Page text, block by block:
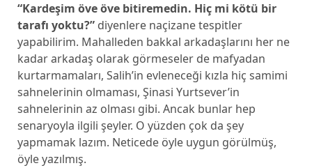
“Kardeşim öve öve bitiremedin. Hiç mi kötü bir
tarafı yoktu?”diyenlere naçizane tespitler
yapabilirim. Mahalleden bakkal arkadaşlarını her ne
kadar arkadaş olarak görmeseler de mafyadan
kurtarmamaları, Salih’in evleneceği kızla hiç samimi
sahnelerinin olmaması, Şinasi Yurtsever’in
sahnelerinin az olması gibi. Ancak bunlar hep
senaryoyla ilgili şeyler. O yüzden çok da şey
yapmamak lazım. Neticede öyle uygun görülmüş,
öyle yazılmış.